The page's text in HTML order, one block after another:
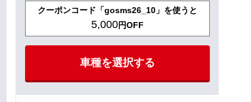
クーポンコード「gosms26_10」を使うと
5,000円OFF
車種を選択する